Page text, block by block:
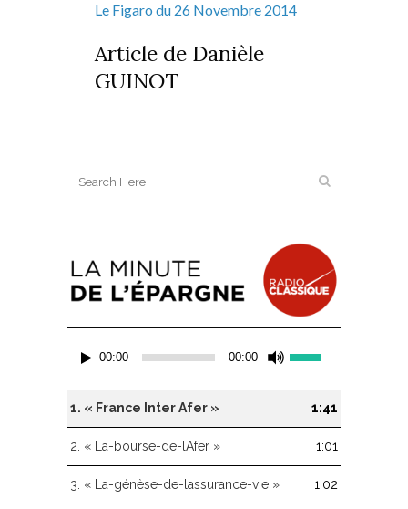
Le Figaro du 26 Novembre 2014
Article de Danièle
GUINOT
audio
00:00 00:00
haut/bas
pour
augmenter
ou
diminuer
le
1. « France Inter Afer » 1:41
2. « La-bourse-de-lAfer » 1:01
3. « La-génèse-de-lassurance-vie » 1:02